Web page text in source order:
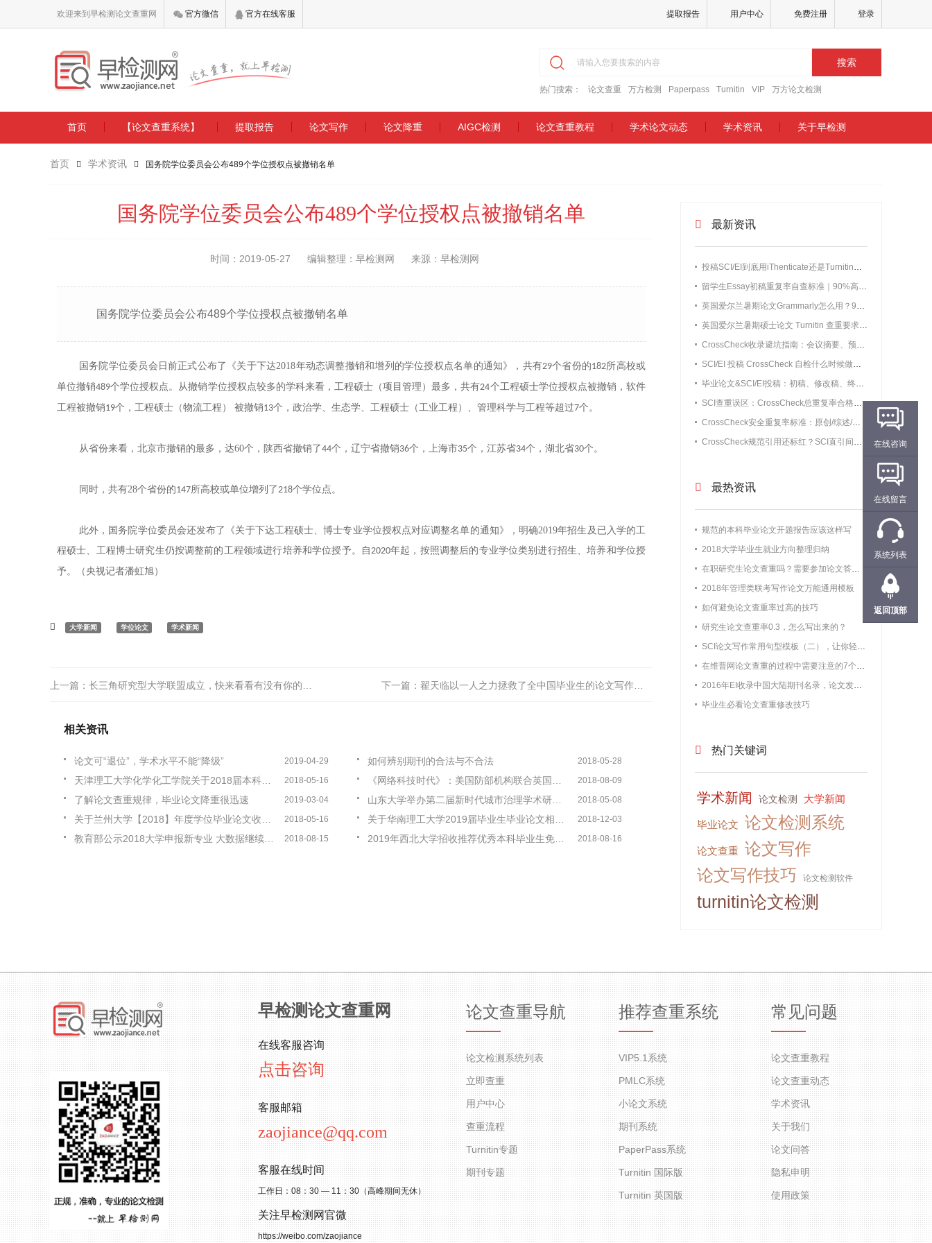
欢迎来到早检测论文查重网 官方微信 官方在线客服 提取报告 用户中心 免费注册 登录
搜索
热门搜索： 论文查重 万方检测 Paperpass Turnitin VIP 万方论文检测
首页 【论文查重系统】 提取报告 论文写作 论文降重 AIGC检测 论文查重教程 学术论文动态 学术资讯 关于早检测
首页 学术资讯 国务院学位委员会公布489个学位授权点被撤销名单
国务院学位委员会公布489个学位授权点被撤销名单
时间：2019-05-27 编辑整理：早检测网 来源：早检测网
国务院学位委员会公布489个学位授权点被撤销名单
国务院学位委员会日前正式公布了《关于下达2018年动态调整撤销和增列的学位授权点名单的通知》，共有29个省份的182所高校或
单位撤销489个学位授权点。从撤销学位授权点较多的学科来看，工程硕士（项目管理）最多，共有24个工程硕士学位授权点被撤销，软件
工程被撤销19个，工程硕士（物流工程） 被撤销13个，政治学、生态学、工程硕士（工业工程）、管理科学与工程等超过7个。
从省份来看，北京市撤销的最多，达60个，陕西省撤销了44个，辽宁省撤销36个，上海市35个，江苏省34个，湖北省30个。
同时，共有28个省份的147所高校或单位增列了218个学位点。
此外，国务院学位委员会还发布了《关于下达工程硕士、博士专业学位授权点对应调整名单的通知》，明确2019年招生及已入学的工
程硕士、工程博士研究生仍按调整前的工程领域进行培养和学位授予。自2020年起，按照调整后的专业学位类别进行招生、培养和学位授
予。（央视记者潘虹旭）
大学新闻 学位论文 学术新闻
上一篇： 长三角研究型大学联盟成立，快来看看有没有你的母校 下一篇： 翟天临以一人之力拯救了全中国毕业生的论文写作现状？
相关资讯
论文可“退位”，学术水平不能“降级” 2019-04-29 如何辨别期刊的合法与不合法 2018-05-28
2018-05-16 2018-08-09
了解论文查重规律，毕业论文降重很迅速 2019-03-04 2018-05-08
2018-05-16 2018-12-03
2018-08-15 2018-08-16
最新资讯
投稿SCI/EI到底用iThenticate还是Turnitin？两者查重差异实测
留学生Essay初稿重复率自查标准｜90%高频翻车问题+实测数据全解析
英国爱尔兰暑期论文Grammarly怎么用？90%留学生都踩的误区
英国爱尔兰暑期硕士论文 Turnitin 查重要求，附实测重复率数据
CrossCheck收录避坑指南：会议摘要、预印本、知网学位论文要不要改写？
SCI/EI 投稿 CrossCheck 自检什么时候做最合适？实测数据告诉你最佳预检时间
毕业论文&SCI/EI投稿：初稿、修改稿、终稿CrossCheck检测时机详解，别刚写完初稿就花钱查重
SCI查重误区：CrossCheck总重复率合格就稳了？单源高重复照样初审被拒
CrossCheck安全重复率标准：原创/综述/短篇通讯/会议论文阈值（不被编辑退回）
CrossCheck规范引用还标红？SCI直引间接引用无需修改情况详解
最热资讯
规范的本科毕业论文开题报告应该这样写
2018大学毕业生就业方向整理归纳
在职研究生论文查重吗？需要参加论文答辩吗？
2018年管理类联考写作论文万能通用模板
如何避免论文查重率过高的技巧
研究生论文查重率0.3，怎么写出来的？
SCI论文写作常用句型模板（二），让你轻松过查重
在维普网论文查重的过程中需要注意的7个问题【最新版维普论文】
2016年EI收录中国大陆期刊名录，论文发表必备
毕业生必看论文查重修改技巧
热门关键词
学术新闻 论文检测 大学新闻
毕业论文 论文检测系统
论文查重 论文写作
论文写作技巧
论文检测软件
turnitin论文检测
早检测论文查重网
在线客服咨询
点击咨询
客服邮箱
zaojiance@qq.com
客服在线时间
工作日：08：30 — 11：30（高峰期间无休）
关注早检测网官微
https://weibo.com/zaojiance
论文查重导航
论文检测系统列表
立即查重
用户中心
查重流程
Turnitin专题
期刊专题
推荐查重系统
VIP5.1系统
PMLC系统
小论文系统
期刊系统
PaperPass系统
Turnitin 国际版
Turnitin 英国版
常见问题
论文查重教程
论文查重动态
学术资讯
关于我们
论文问答
隐私申明
使用政策
在线咨询
在线留言
系统列表
返回顶部